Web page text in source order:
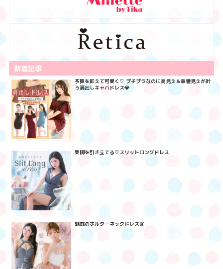
新着記事
予算を抑えて可愛く♡ プチプラなのに高見え＆華奢見えが叶
う肩出しキャバドレス💎
美脚を引き立てる♡スリットロングドレス
魅惑のホルターネックドレス👗